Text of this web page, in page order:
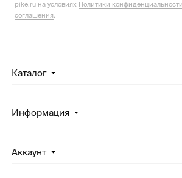
pike.ru на условиях Политики конфиденциальности
соглашения
Каталог
Информация
Аккаунт